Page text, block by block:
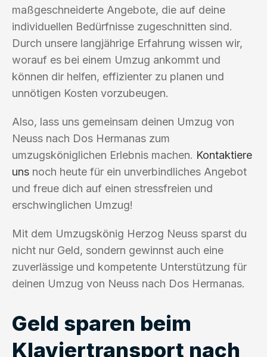
maßgeschneiderte Angebote, die auf deine
individuellen Bedürfnisse zugeschnitten sind.
Durch unsere langjährige Erfahrung wissen wir,
worauf es bei einem Umzug ankommt und
können dir helfen, effizienter zu planen und
unnötigen Kosten vorzubeugen.
Also, lass uns gemeinsam deinen Umzug von
Neuss nach Dos Hermanas zum
umzugsköniglichen Erlebnis machen. Kontaktiere
uns noch heute für ein unverbindliches Angebot
und freue dich auf einen stressfreien und
erschwinglichen Umzug!
Mit dem Umzugskönig Herzog Neuss sparst du
nicht nur Geld, sondern gewinnst auch eine
zuverlässige und kompetente Unterstützung für
deinen Umzug von Neuss nach Dos Hermanas.
Geld sparen beim
Klaviertransport nach